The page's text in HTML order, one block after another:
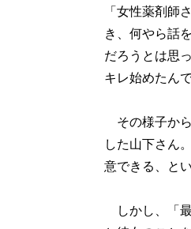
「女性薬剤師
き、何やら話
だろうとは思
キレ始めたんで
その様子から
した山下さん
意できる、と
しかし、「最